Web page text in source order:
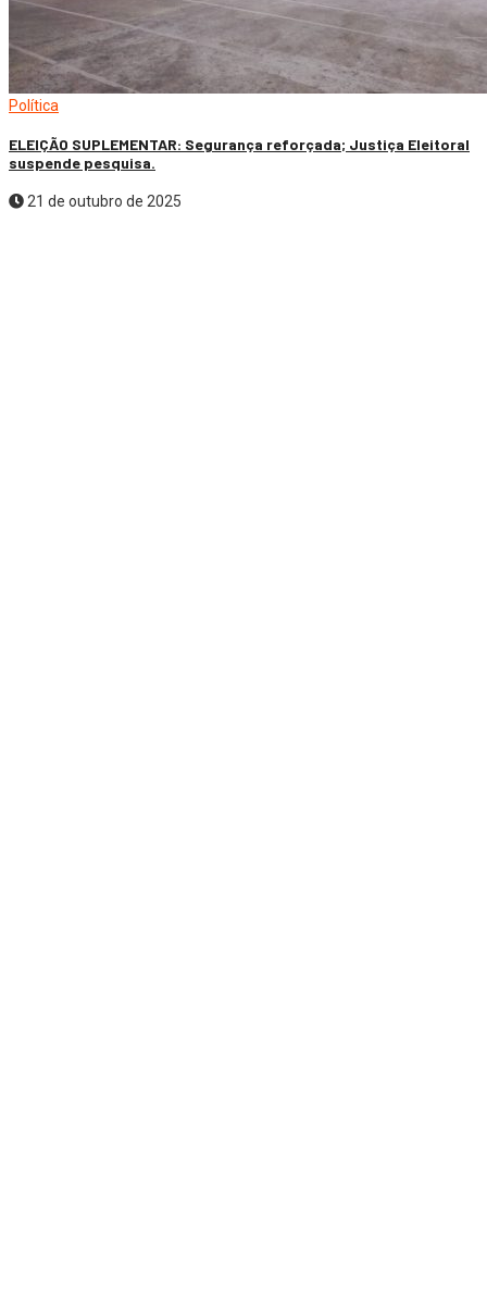
Política
ELEIÇÃO SUPLEMENTAR: Segurança reforçada; Justiça Eleitoral
suspende pesquisa.
21 de outubro de 2025